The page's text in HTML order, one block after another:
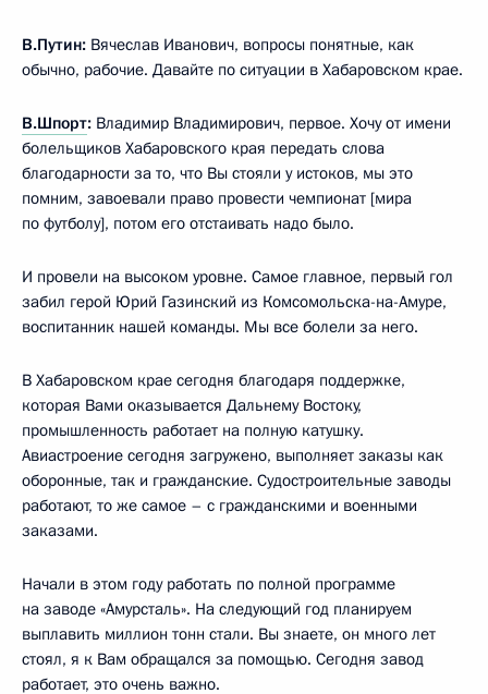
В.Путин: Вячеслав Иванович, вопросы понятные, как
обычно, рабочие. Давайте по ситуации в Хабаровском крае.
В.Шпорт: Владимир Владимирович, первое. Хочу от имени
болельщиков Хабаровского края передать слова
благодарности за то, что Вы стояли у истоков, мы это
помним, завоевали право провести чемпионат [мира
по футболу], потом его отстаивать надо было.
И провели на высоком уровне. Самое главное, первый гол
забил герой Юрий Газинский из Комсомольска-на-Амуре,
воспитанник нашей команды. Мы все болели за него.
В Хабаровском крае сегодня благодаря поддержке,
которая Вами оказывается Дальнему Востоку,
промышленность работает на полную катушку.
Авиастроение сегодня загружено, выполняет заказы как
оборонные, так и гражданские. Судостроительные заводы
работают, то же самое – с гражданскими и военными
заказами.
Начали в этом году работать по полной программе
на заводе «Амурсталь». На следующий год планируем
выплавить миллион тонн стали. Вы знаете, он много лет
стоял, я к Вам обращался за помощью. Сегодня завод
работает, это очень важно.